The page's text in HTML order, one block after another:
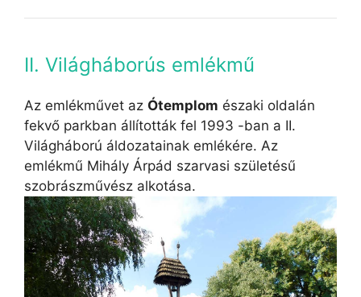
II. Világháborús emlékmű
Az emlékművet az Ótemplom északi oldalán
fekvő parkban állították fel 1993 -ban a II.
Világháború áldozatainak emlékére. Az
emlékmű Mihály Árpád szarvasi születésű
szobrászművész alkotása.